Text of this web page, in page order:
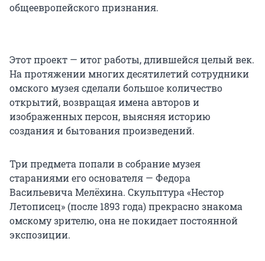
общеевропейского признания.
Этот проект — итог работы, длившейся целый век.
На протяжении многих десятилетий сотрудники
омского музея сделали большое количество
открытий, возвращая имена авторов и
изображенных персон, выясняя историю
создания и бытования произведений.
Три предмета попали в собрание музея
стараниями его основателя — Федора
Васильевича Мелёхина. Скульптура «Нестор
Летописец» (после 1893 года) прекрасно знакома
омскому зрителю, она не покидает постоянной
экспозиции.